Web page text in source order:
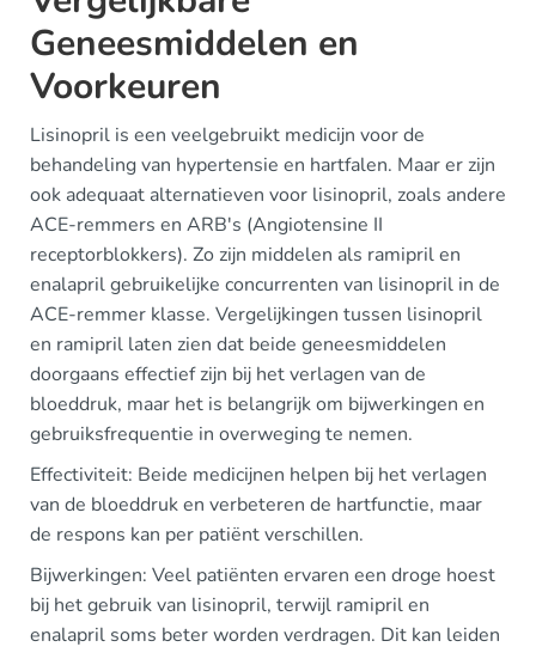
Geneesmiddelen en
Voorkeuren
Lisinopril is een veelgebruikt medicijn voor de
behandeling van hypertensie en hartfalen. Maar er zijn
ook adequaat alternatieven voor lisinopril, zoals andere
ACE-remmers en ARB's (Angiotensine II
receptorblokkers). Zo zijn middelen als ramipril en
enalapril gebruikelijke concurrenten van lisinopril in de
ACE-remmer klasse. Vergelijkingen tussen lisinopril
en ramipril laten zien dat beide geneesmiddelen
doorgaans effectief zijn bij het verlagen van de
bloeddruk, maar het is belangrijk om bijwerkingen en
gebruiksfrequentie in overweging te nemen.
Effectiviteit: Beide medicijnen helpen bij het verlagen
van de bloeddruk en verbeteren de hartfunctie, maar
de respons kan per patiënt verschillen.
Bijwerkingen: Veel patiënten ervaren een droge hoest
bij het gebruik van lisinopril, terwijl ramipril en
enalapril soms beter worden verdragen. Dit kan leiden